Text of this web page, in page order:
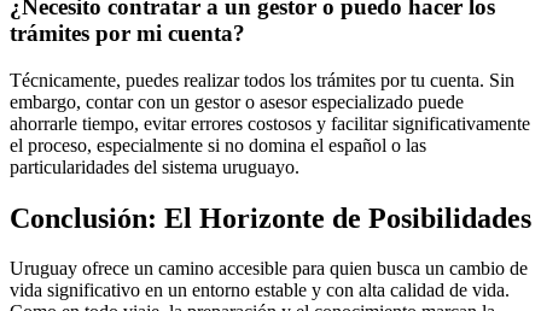
¿Necesito contratar a un gestor o puedo hacer los
trámites por mi cuenta?
Técnicamente, puedes realizar todos los trámites por tu cuenta. Sin
embargo, contar con un gestor o asesor especializado puede
ahorrarle tiempo, evitar errores costosos y facilitar significativamente
el proceso, especialmente si no domina el español o las
particularidades del sistema uruguayo.
Conclusión: El Horizonte de Posibilidades
Uruguay ofrece un camino accesible para quien busca un cambio de
vida significativo en un entorno estable y con alta calidad de vida.